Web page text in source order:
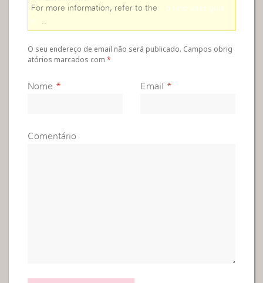
For more information, refer to the
online user guid
e
..
O seu endereço de email não será publicado. Campos obrig
atórios marcados com*
Nome * Email *
Comentário